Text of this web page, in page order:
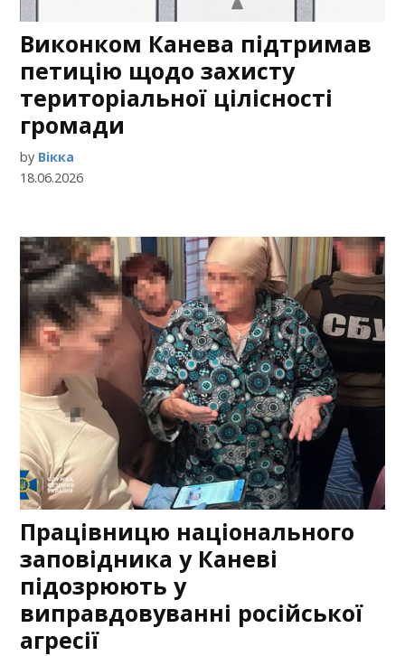
Виконком Канева підтримав
петицію щодо захисту
територіальної цілісності
громади
by Вікка
18.06.2026
Працівницю національного
заповідника у Каневі
підозрюють у
виправдовуванні російської
агресії